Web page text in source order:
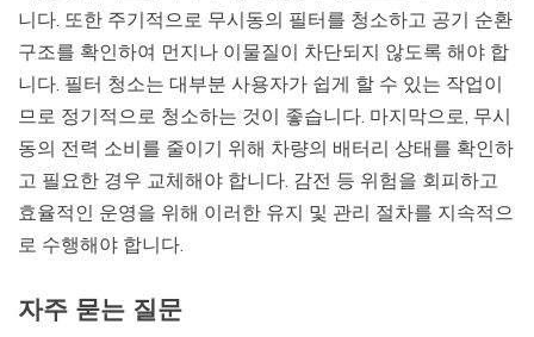
니다. 또한 주기적으로 무시동의 필터를 청소하고 공기 순환
구조를 확인하여 먼지나 이물질이 차단되지 않도록 해야 합
니다. 필터 청소는 대부분 사용자가 쉽게 할 수 있는 작업이
므로 정기적으로 청소하는 것이 좋습니다. 마지막으로, 무시
동의 전력 소비를 줄이기 위해 차량의 배터리 상태를 확인하
고 필요한 경우 교체해야 합니다. 감전 등 위험을 회피하고
효율적인 운영을 위해 이러한 유지 및 관리 절차를 지속적으
로 수행해야 합니다.
자주 묻는 질문